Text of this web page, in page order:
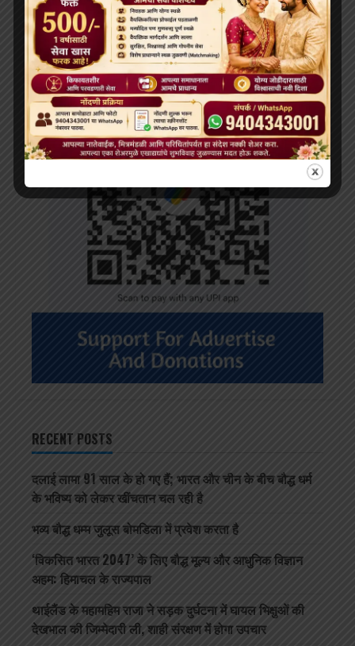
Search
for:
RECENT POSTS
दलाई लामा 91 साल के हो गए हैं; भारत और चीन के बीच बौद्ध धर्म
के भविष्य को लेकर खींचतान चल रही है
भव्य बौद्ध धम्म जुलूस बोमडिला में प्रवेश करता है
‘विकसित भारत 2047’ के लिए बौद्ध मूल्य और आधुनिक विज्ञान
अहम: हिमाचल के राज्यपाल
थाईलैंड के महामहिम राजा ने सड़क दुर्घटना में घायल भिक्षुओं की
देखभाल की जिम्मेदारी ली, शाही संरक्षण में होगा उपचार